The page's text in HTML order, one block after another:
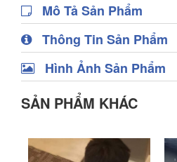
Mô Tả Sản Phẩm
Thông Tin Sản Phẩm
Hình Ảnh Sản Phẩm
SẢN PHẨM KHÁC